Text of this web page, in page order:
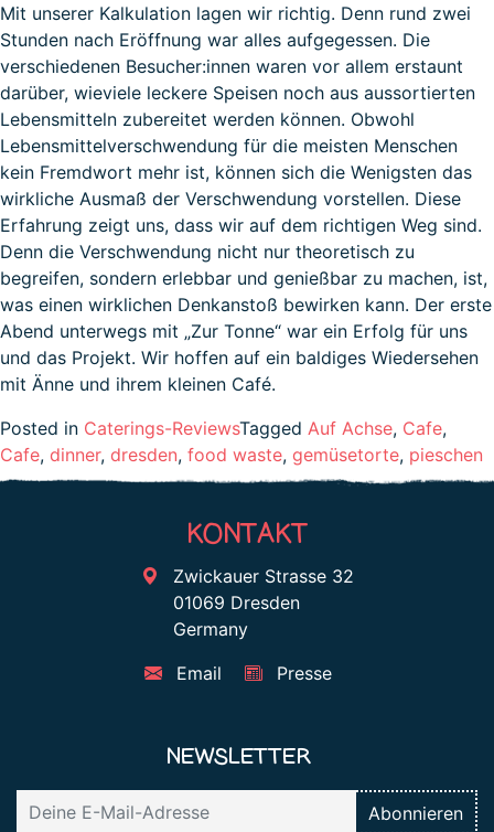
Mit unserer Kalkulation lagen wir richtig. Denn rund zwei
Stunden nach Eröffnung war alles aufgegessen. Die
verschiedenen Besucher:innen waren vor allem erstaunt
darüber, wieviele leckere Speisen noch aus aussortierten
Lebensmitteln zubereitet werden können. Obwohl
Lebensmittelverschwendung für die meisten Menschen
kein Fremdwort mehr ist, können sich die Wenigsten das
wirkliche Ausmaß der Verschwendung vorstellen. Diese
Erfahrung zeigt uns, dass wir auf dem richtigen Weg sind.
Denn die Verschwendung nicht nur theoretisch zu
begreifen, sondern erlebbar und genießbar zu machen, ist,
was einen wirklichen Denkanstoß bewirken kann. Der erste
Abend unterwegs mit „Zur Tonne“ war ein Erfolg für uns
und das Projekt. Wir hoffen auf ein baldiges Wiedersehen
mit Änne und ihrem kleinen Café.
Posted in Caterings-ReviewsTagged Auf Achse, Cafe,
Cafe, dinner, dresden, food waste, gemüsetorte, pieschen
KONTAKT
Zwickauer Strasse 32
01069 Dresden
Germany
Email
Presse
NEWSLETTER